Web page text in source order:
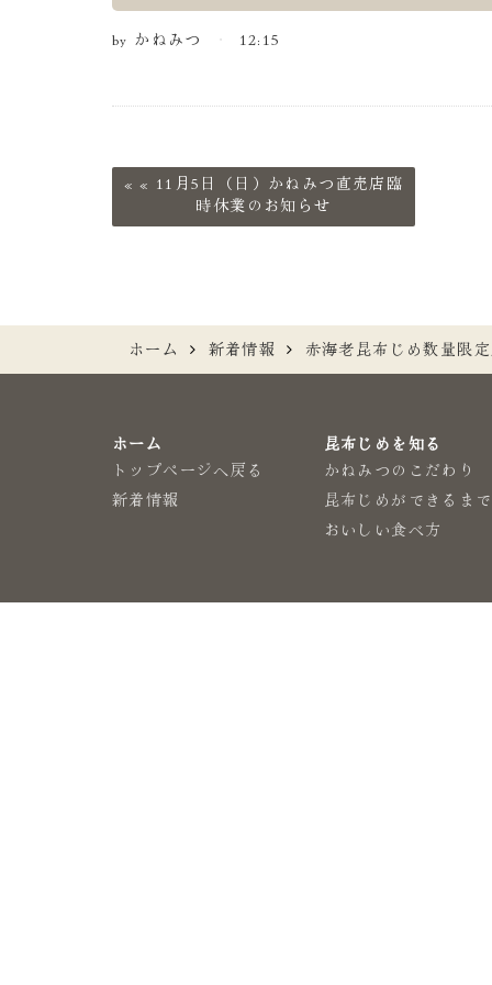
by かねみつ 12:15
« 11月5日（日）かねみつ直売店臨
時休業のお知らせ
ホーム 新着情報 赤海老昆布じめ数量限
ホーム
トップページへ戻る
新着情報
昆布じめを知る
かねみつのこだわり
昆布じめができるまで
おいしい食べ方